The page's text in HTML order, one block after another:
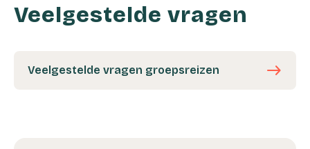
Veelgestelde vragen
east
Veelgestelde vragen groepsreizen